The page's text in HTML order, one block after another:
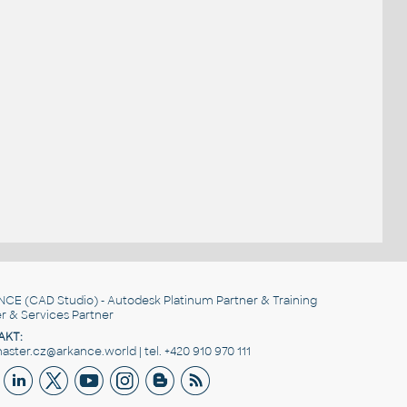
(CAD Studio) - Autodesk Platinum Partner & Training
& Services Partner
| tel. +420 910 970 111